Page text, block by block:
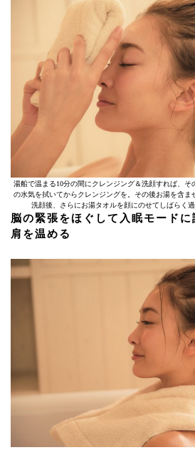
湯船で温まる10分の間にクレンジング＆洗顔すれば、
の水気を拭いてからクレンジングを。その後お湯を含ま
洗顔後、さらにお湯タオルを顔にのせてしばらく
脳の緊張をほぐして入眠モード
肩を温める